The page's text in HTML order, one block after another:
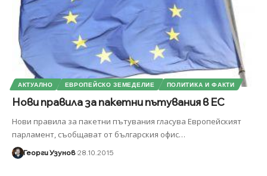
АКТУАЛНО ЕВРОПЕЙСКО ЗЕМЕДЕЛИЕ ПОЛИТИКА И ФАКТИ
Нови правила за пакетни пътувания в ЕС
Нови правила за пакетни пътувания гласува Европейският
парламент, съобщават от българския офис…
Георги Узунов 28.10.2015